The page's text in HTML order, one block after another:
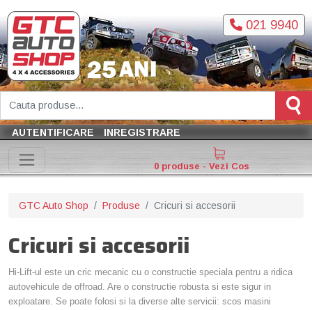
021 9940
AUTENTIFICARE INREGISTRARE
0 produse - Vezi Cos
GTC Auto Shop Produse Cricuri si accesorii
Cricuri si accesorii
Hi-Lift-ul este un cric mecanic cu o constructie speciala pentru a ridica
autovehicule de offroad. Are o constructie robusta si este sigur in
exploatare. Se poate folosi si la diverse alte servicii: scos masini